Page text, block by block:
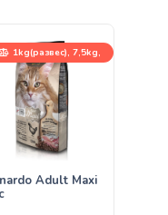
1kg(развес), 7,5kg,
15kg
Adult Maxi